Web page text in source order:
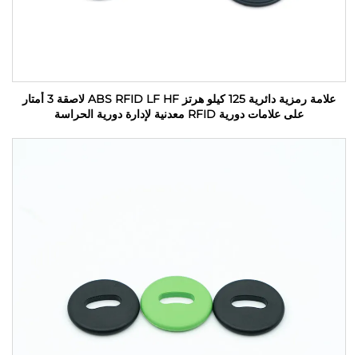
علامة رمزية دائرية 125 كيلو هرتز ABS RFID LF HF لاصقة 3 أمتار
على علامات دورية RFID معدنية لإدارة دورية الحراسة